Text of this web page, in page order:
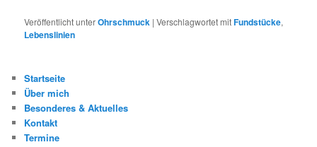
Veröffentlicht unterOhrschmuck |Verschlagwortet mitFundstücke,
Lebenslinien
Startseite
Über mich
Besonderes & Aktuelles
Kontakt
Termine